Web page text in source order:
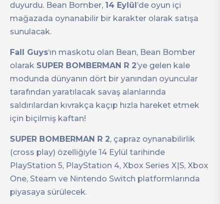
duyurdu. Bean Bomber, 14 Eylül’de oyun içi
mağazada oynanabilir bir karakter olarak satışa
sunulacak.
Fall Guys‘ın maskotu olan Bean, Bean Bomber
olarak SUPER BOMBERMAN R 2’ye gelen kale
modunda dünyanın dört bir yanından oyuncular
tarafından yaratılacak savaş alanlarında
saldırılardan kıvrakça kaçıp hızla hareket etmek
için biçilmiş kaftan!
SUPER BOMBERMAN R 2, çapraz oynanabilirlik
(cross play) özelliğiyle 14 Eylül tarihinde
PlayStation 5, PlayStation 4, Xbox Series X|S, Xbox
One, Steam ve Nintendo Switch platformlarında
piyasaya sürülecek.